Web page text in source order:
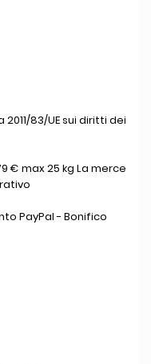
83/UE sui diritti dei
€ max 25 kg La merce
PayPal - Bonifico